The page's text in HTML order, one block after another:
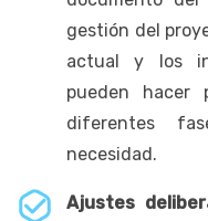
gestión del
actual y los
pueden hacer
diferentes
necesidad.
Ajustes